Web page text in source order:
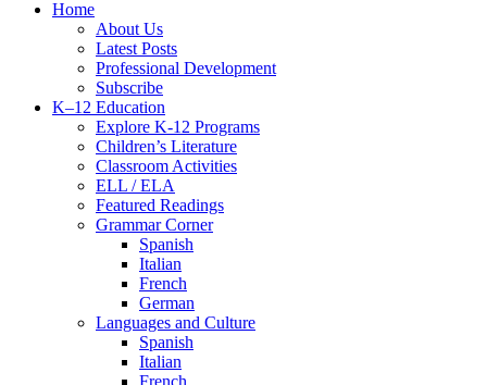
Close
Home
About Us
Latest Posts
Professional Development
Subscribe
K–12 Education
Explore K-12 Programs
Children’s Literature
Classroom Activities
ELL / ELA
Featured Readings
Grammar Corner
Spanish
Italian
French
German
Languages and Culture
Spanish
Italian